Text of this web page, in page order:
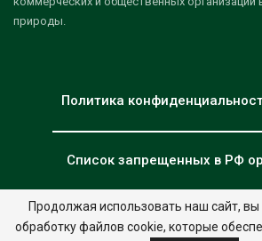
природы.
Политика
Список запрещенных в РФ
© 2026 - НИА "Экология". Все права
Продолжая использовать наш сайт, вы
обработку файлов cookie, которые